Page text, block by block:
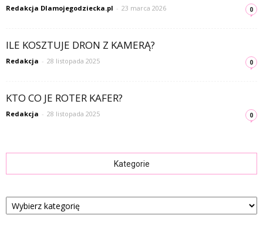
Redakcja Dlamojegodziecka.pl - 23 marca 2026 0
ILE KOSZTUJE DRON Z KAMERĄ?
Redakcja - 28 listopada 2025 0
KTO CO JE ROTER KAFER?
Redakcja - 28 listopada 2025 0
Kategorie
Kategorie